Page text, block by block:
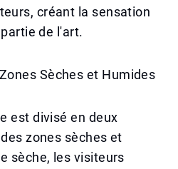
créant la sensation
de l'art.
Sèches et Humides
est divisé en deux
zones sèches et
sèche, les visiteurs